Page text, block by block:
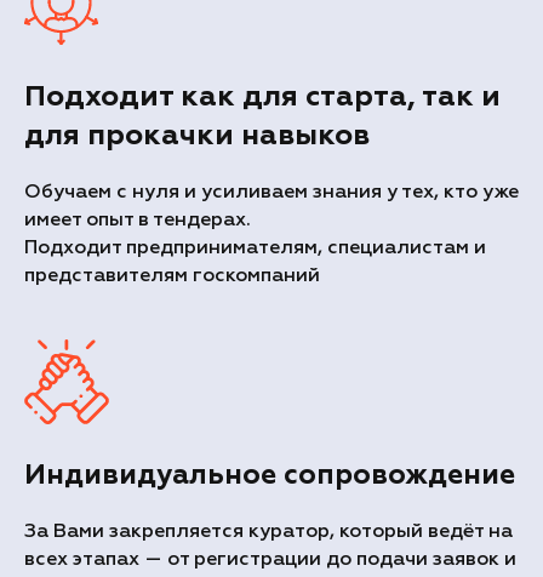
Подходит как для старта, так и
для прокачки навыков
Обучаем с нуля и усиливаем знания у тех, кто уже
имеет опыт в тендерах.
Подходит предпринимателям, специалистам и
представителям госкомпаний
Индивидуальное сопровождение
За Вами закрепляется куратор, который ведёт на
всех этапах — от регистрации до подачи заявок и